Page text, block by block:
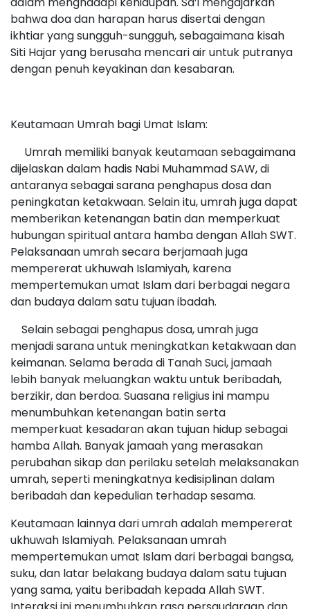
bahwa doa dan harapan harus disertai dengan
ikhtiar yang sungguh-sungguh, sebagaimana kisah
Siti Hajar yang berusaha mencari air untuk putranya
dengan penuh keyakinan dan kesabaran.
Keutamaan Umrah bagi Umat Islam:
Umrah memiliki banyak keutamaan sebagaimana
dijelaskan dalam hadis Nabi Muhammad SAW, di
antaranya sebagai sarana penghapus dosa dan
peningkatan ketakwaan. Selain itu, umrah juga dapat
memberikan ketenangan batin dan memperkuat
hubungan spiritual antara hamba dengan Allah SWT.
Pelaksanaan umrah secara berjamaah juga
mempererat ukhuwah Islamiyah, karena
mempertemukan umat Islam dari berbagai negara
dan budaya dalam satu tujuan ibadah.
Selain sebagai penghapus dosa, umrah juga
menjadi sarana untuk meningkatkan ketakwaan dan
keimanan. Selama berada di Tanah Suci, jamaah
lebih banyak meluangkan waktu untuk beribadah,
berzikir, dan berdoa. Suasana religius ini mampu
menumbuhkan ketenangan batin serta
memperkuat kesadaran akan tujuan hidup sebagai
hamba Allah. Banyak jamaah yang merasakan
perubahan sikap dan perilaku setelah melaksanakan
umrah, seperti meningkatnya kedisiplinan dalam
beribadah dan kepedulian terhadap sesama.
Keutamaan lainnya dari umrah adalah mempererat
ukhuwah Islamiyah. Pelaksanaan umrah
mempertemukan umat Islam dari berbagai bangsa,
suku, dan latar belakang budaya dalam satu tujuan
yang sama, yaitu beribadah kepada Allah SWT.